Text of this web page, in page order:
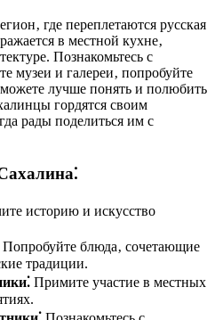
где переплетаются русская
в местной кухне‚
Познакомьтесь с
музеи и галереи‚ попробуйте
лучше понять и полюбить
гордятся своим
рады поделиться им с
историю и искусство
Попробуйте блюда‚ сочетающие
традиции.
Примите участие в местных